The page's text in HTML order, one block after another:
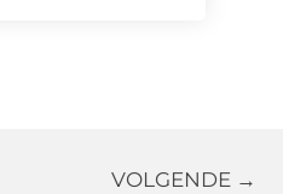
VOLGENDE →